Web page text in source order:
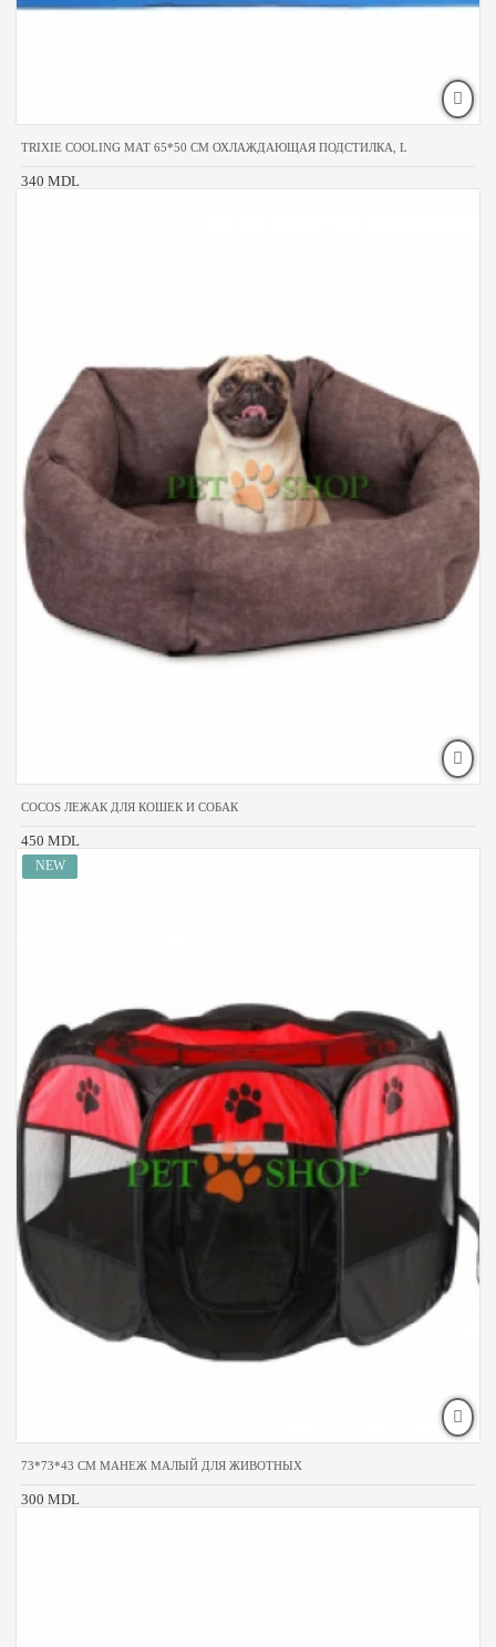
TRIXIE COOLING MAT 65*50 CM ОХЛАЖДАЮЩАЯ ПОДСТИЛКА, L
340 MDL
COCOS ЛЕЖАК ДЛЯ КОШЕК И СОБАК
450 MDL
73*73*43 CM МАНЕЖ МАЛЫЙ ДЛЯ ЖИВОТНЫХ
300 MDL